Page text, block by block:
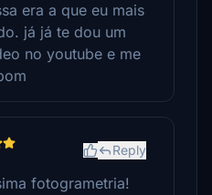
era a que eu mais
já já te dou um
no youtube e me
Reply
fotogrametria!